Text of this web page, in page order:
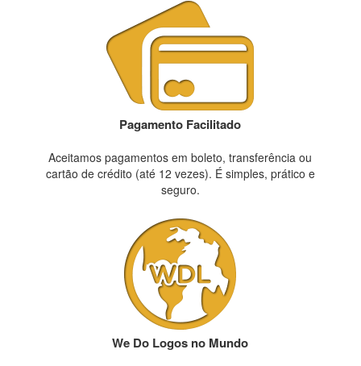
Pagamento Facilitado
Aceitamos pagamentos em boleto, transferência ou
cartão de crédito (até 12 vezes). É simples, prático e
seguro.
We Do Logos no Mundo